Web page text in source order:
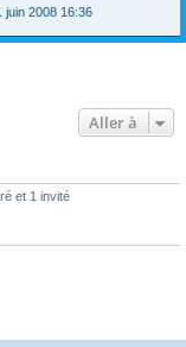
juin 2008 16:36
Aller à
et 1 invité